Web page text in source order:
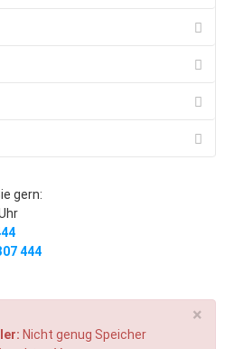
Stadt Jesenik
Mala Moravka
Cernohorske Sedlo
gern:
444
×
Nicht genug Speicher